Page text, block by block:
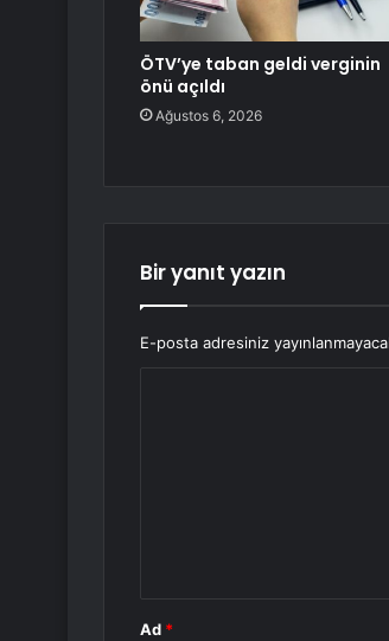
ÖTV’ye taban geldi verginin
önü açıldı
Ağustos 6, 2026
Bir yanıt yazın
E-posta adresiniz
Ad *